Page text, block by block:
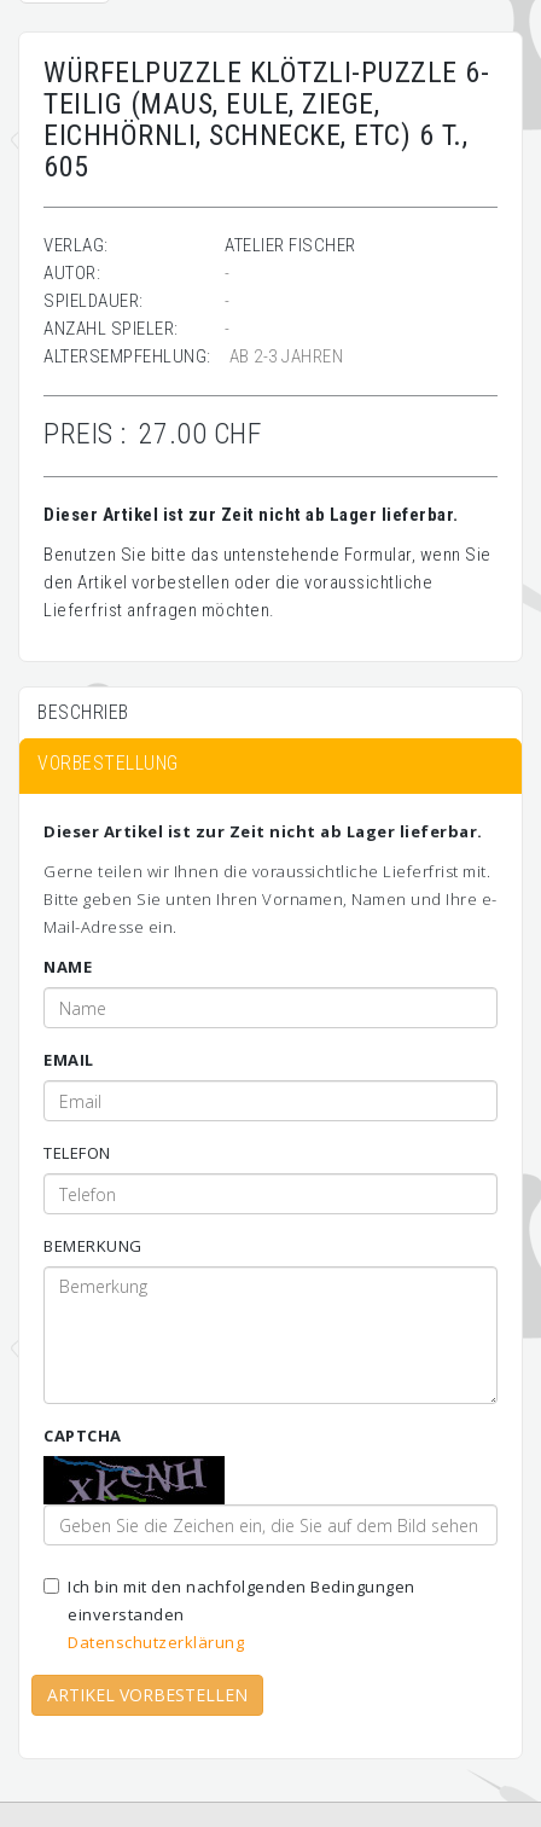
WÜRFELPUZZLE KLÖTZLI-PUZZLE 6-
TEILIG (MAUS, EULE, ZIEGE,
EICHHÖRNLI, SCHNECKE, ETC) 6 T.,
605
VERLAG:
ATELIER FISCHER
AUTOR:
-
SPIELDAUER:
-
ANZAHL SPIELER:
-
ALTERSEMPFEHLUNG:
AB 2-3 JAHREN
PREIS : 27.00 CHF
Dieser Artikel ist zur Zeit nicht ab Lager lieferbar.
Benutzen Sie bitte das untenstehende Formular, wenn Sie
den Artikel vorbestellen oder die voraussichtliche
Lieferfrist anfragen möchten.
BESCHRIEB
VORBESTELLUNG
Dieser Artikel ist zur Zeit nicht ab Lager lieferbar.
Gerne teilen wir Ihnen die voraussichtliche Lieferfrist mit.
Bitte geben Sie unten Ihren Vornamen, Namen und Ihre e-
Mail-Adresse ein.
NAME
EMAIL
TELEFON
BEMERKUNG
CAPTCHA
Ich bin mit den nachfolgenden Bedingungen
einverstanden
Datenschutzerklärung
ARTIKEL VORBESTELLEN